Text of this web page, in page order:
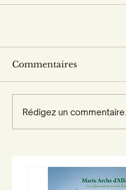
Commentaires
Rédigez un commentaire...